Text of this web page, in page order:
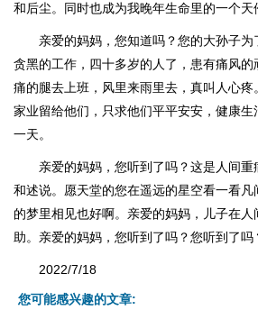
和后尘。同时也成为我晚年生命里的一个天
亲爱的妈妈，您知道吗？您的大孙子
贪黑的工作，四十多岁的人了，患有痛风的
痛的腿去上班，风里来雨里去，真叫人心
家业留给他们，只求他们平平安安，健康
一天。
亲爱的妈妈，您听到了吗？这是人间
和述说。愿天堂的您在遥远的星空看一看
的梦里相见也好啊。亲爱的妈妈，儿子在
助。亲爱的妈妈，您听到了吗？您听到了吗
2022/7/18
您可能感兴趣的文章: